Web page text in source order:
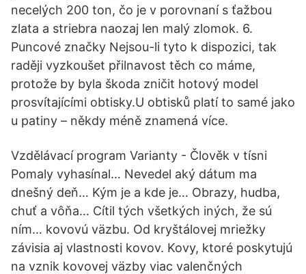
necelých 200 ton, čo je v porovnaní s ťažbou
zlata a striebra naozaj len malý zlomok. 6.
Puncové značky Nejsou-li tyto k dispozici, tak
raději vyzkoušet přilnavost těch co máme,
protože by byla škoda zničit hotový model
prosvítajícími obtisky.U obtisků platí to samé jako
u patiny – někdy méně znamená více.
Vzdělávací program Varianty - Člověk v tísni
Pomaly vyhasínal… Nevedel aký dátum ma
dnešný deň… Kým je a kde je… Obrazy, hudba,
chuť a vôňa… Cítil tých všetkých iných, že sú
ním… kovovú väzbu. Od kryštálovej mriežky
závisia aj vlastnosti kovov. Kovy, ktoré poskytujú
na vznik kovovej väzby viac valenčných